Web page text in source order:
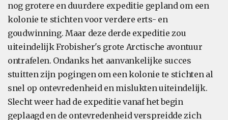
nog grotere en duurdere expeditie gepland om een
kolonie te stichten voor verdere erts- en
goudwinning. Maar deze derde expeditie zou
uiteindelijk Frobisher's grote Arctische avontuur
ontrafelen. Ondanks het aanvankelijke succes
stuitten zijn pogingen om een kolonie te stichten al
snel op ontevredenheid en mislukten uiteindelijk.
Slecht weer had de expeditie vanaf het begin
geplaagd en de ontevredenheid verspreidde zich